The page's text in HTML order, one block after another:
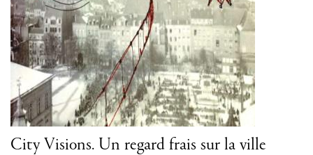
City Visions. Un regard frais sur la ville